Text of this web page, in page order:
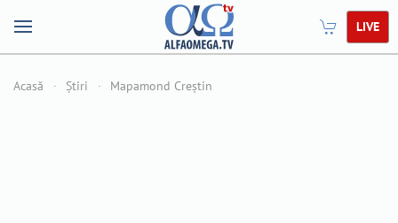
LIVE
Acasă Știri Mapamond Creștin